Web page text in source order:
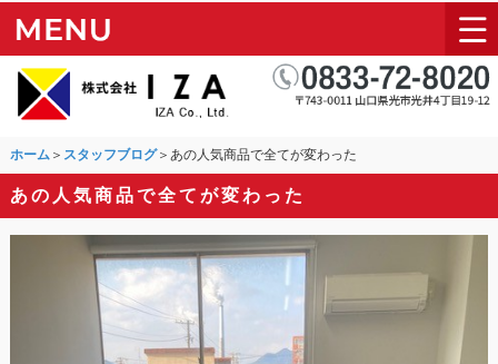
ホーム＞ スタッフブログ＞あの人気商品で全てが変わった
あの人気商品で全てが変わった